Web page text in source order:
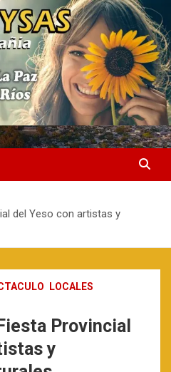
del Yeso con artistas y
LOCALES
Provincial
y